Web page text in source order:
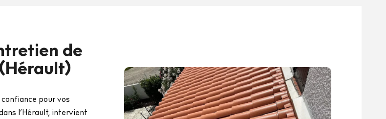
de
pour vos
l’Hérault, intervient